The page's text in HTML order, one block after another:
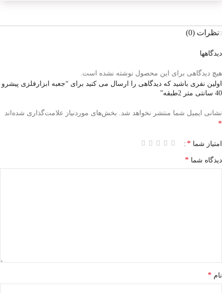
نظرات (0)
دیدگاهها
هیچ دیدگاهی برای این محصول نوشته نشده است.
اولین نفری باشید که دیدگاهی را ارسال می کنید برای “جعبه ابزارفلزی پیشرو
40 سانتی متر 2طبقه”
نشانی ایمیل شما منتشر نخواهد شد. بخش‌های موردنیاز علامت‌گذاری شده‌اند
*
امتیاز شما *
دیدگاه شما *
نام *